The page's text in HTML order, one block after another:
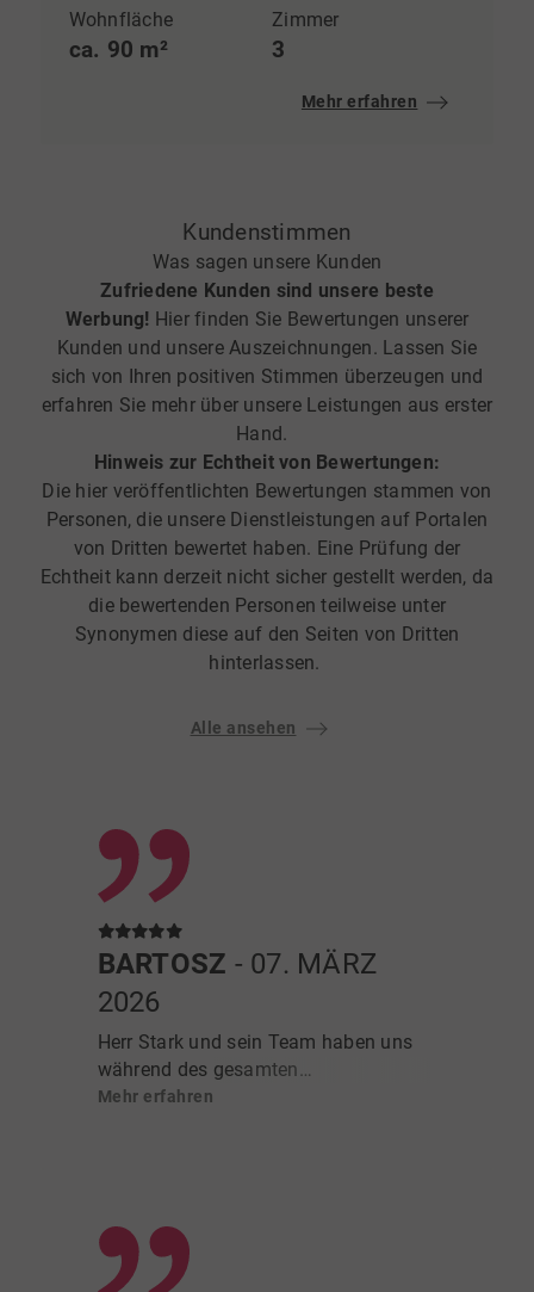
Wohnfläche
ca. 90 m²
Zimmer
3
Mehr erfahren
Kundenstimmen
Was sagen unsere Kunden
Zufriedene Kunden sind unsere beste
Werbung! Hier finden Sie Bewertungen unserer
Kunden und unsere Auszeichnungen. Lassen Sie
sich von Ihren positiven Stimmen überzeugen und
erfahren Sie mehr über unsere Leistungen aus erster
Hand.
Hinweis zur Echtheit von Bewertungen:
Die hier veröffentlichten Bewertungen stammen von
Personen, die unsere Dienstleistungen auf Portalen
von Dritten bewertet haben. Eine Prüfung der
Echtheit kann derzeit nicht sicher gestellt werden, da
die bewertenden Personen teilweise unter
Synonymen diese auf den Seiten von Dritten
hinterlassen.
Alle ansehen
BARTOSZ - 07. MÄRZ
2026
Herr Stark und sein Team haben uns
während des gesamten
Verkaufsprozesses unseres Hauses
zufrieden.
Mehr erfahren